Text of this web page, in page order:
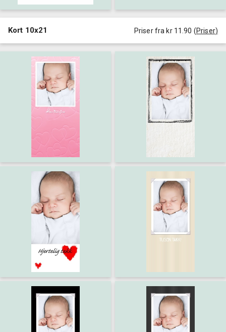
Kort 10x21 Priser fra kr 11.90 (Priser)